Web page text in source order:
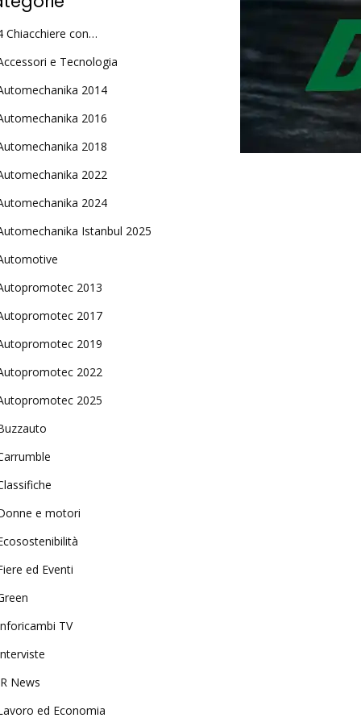
Chiacchiere con…
e Tecnologia
2014
2016
2018
2022
2024
Istanbul 2025
2013
2017
2019
2022
2025
e motori
ed Eventi
TV
News
ed Economia